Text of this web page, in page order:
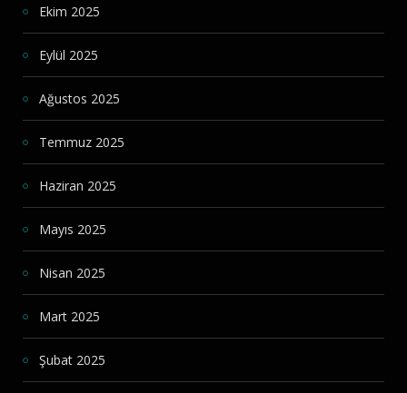
Ekim 2025
Eylül 2025
Ağustos 2025
Temmuz 2025
Haziran 2025
Mayıs 2025
Nisan 2025
Mart 2025
Şubat 2025